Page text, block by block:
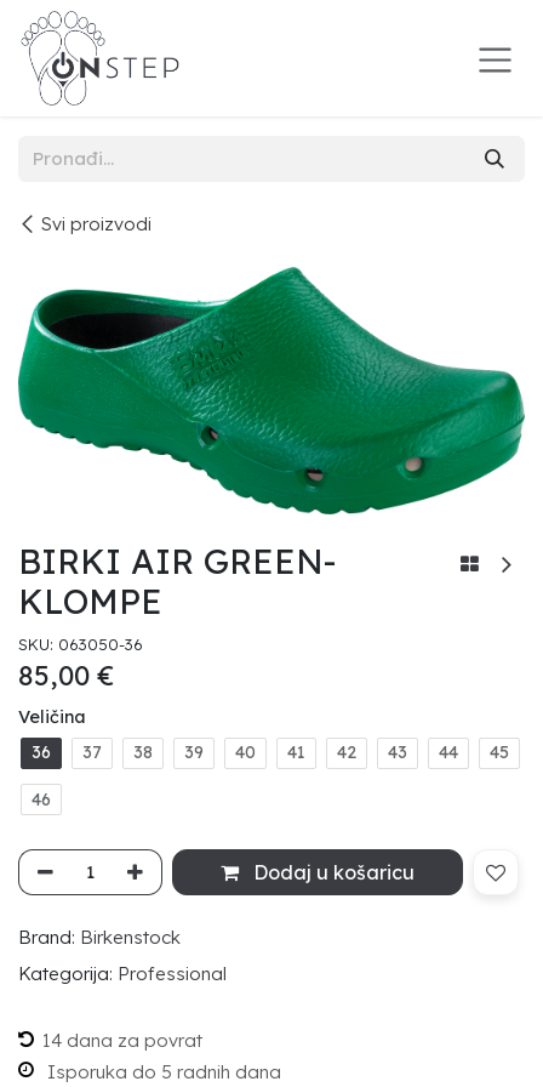
Preskoči na sadržaj
Svi proizvodi
BIRKI AIR GREEN-
KLOMPE
SKU: 063050-36
85,00 €
Veličina
36
37 38 39 40 41 42 43 44 45
46
Dodaj u košaricu
Brand: Birkenstock
Kategorija: Professional
14 dana za povrat
Isporuka do 5 radnih dana